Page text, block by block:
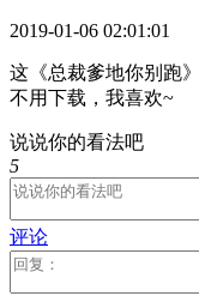
2019-01-06 02:01:01
这《总裁爹地你别跑
不用下载，我喜欢~
说说你的看法吧
5
评论